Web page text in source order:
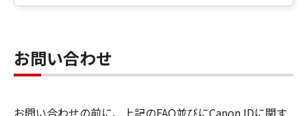
お問い合わせ
お問い合わせの前に、上記のFAQ並びにCanon IDに関す